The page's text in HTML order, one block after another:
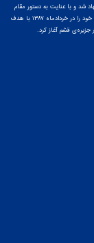
شد و با عنایت به دستور مقام
معظم رهبری و پس از ارائه‌ی گزارشی از پتانسیل‌های منطقه، این پارک فعالیت رسمی خود را در خردادماه ۱۳۸۷ با هدف
جزیره‌ی قشم آغاز کرد.